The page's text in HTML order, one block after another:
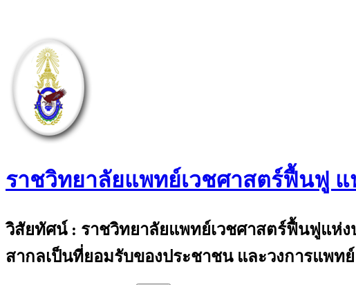
ราชวิทยาลัยแพทย์เวชศาสตร์ฟื้นฟู แ
วิสัยทัศน์ : ราชวิทยาลัยแพทย์เวชศาสตร์ฟื้นฟูแห่
สากลเป็นที่ยอมรับของประชาชน และวงการแพท